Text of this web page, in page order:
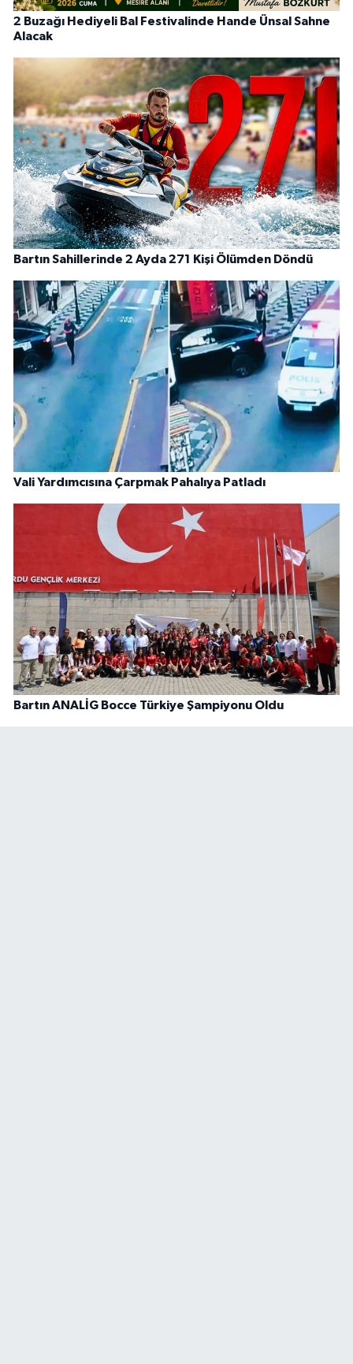
2 Buzağı Hediyeli Bal Festivalinde Hande Ünsal Sahne
Alacak
Bartın Sahillerinde 2 Ayda 271 Kişi Ölümden Döndü
Vali Yardımcısına Çarpmak Pahalıya Patladı
Bartın ANALİG Bocce Türkiye Şampiyonu Oldu